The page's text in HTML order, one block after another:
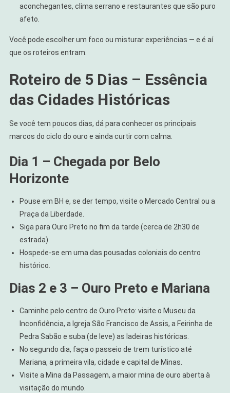
aconchegantes, clima serrano e restaurantes que são puro
afeto.
Você pode escolher um foco ou misturar experiências — e é aí
que os roteiros entram.
Roteiro de 5 Dias – Essência
das Cidades Históricas
Se você tem poucos dias, dá para conhecer os principais
marcos do ciclo do ouro e ainda curtir com calma.
Dia 1 – Chegada por Belo
Horizonte
Pouse em BH e, se der tempo, visite o Mercado Central ou a
Praça da Liberdade.
Siga para Ouro Preto no fim da tarde (cerca de 2h30 de
estrada).
Hospede-se em uma das pousadas coloniais do centro
histórico.
Dias 2 e 3 – Ouro Preto e Mariana
Caminhe pelo centro de Ouro Preto: visite o Museu da
Inconfidência, a Igreja São Francisco de Assis, a Feirinha de
Pedra Sabão e suba (de leve) as ladeiras históricas.
No segundo dia, faça o passeio de trem turístico até
Mariana, a primeira vila, cidade e capital de Minas.
Visite a Mina da Passagem, a maior mina de ouro aberta à
visitação do mundo.